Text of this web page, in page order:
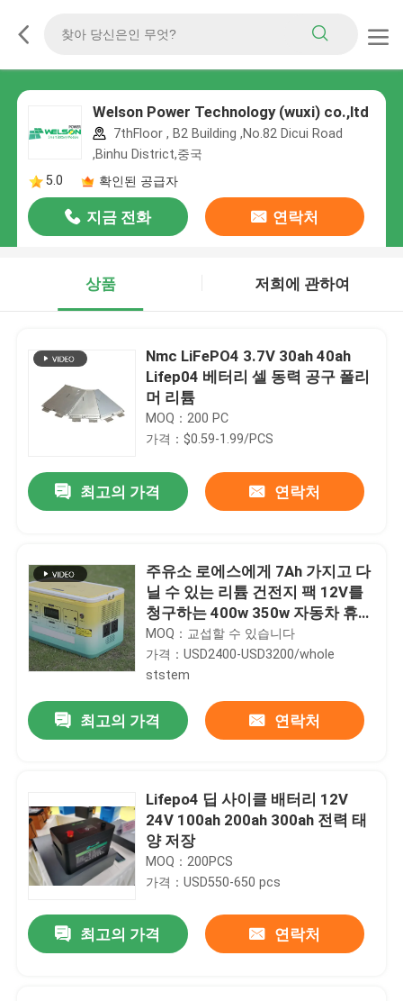
Welson Power Technology (wuxi) co.,ltd
7thFloor , B2 Building ,No.82 Dicui Road
,Binhu District,중국
5.0
확인된 공급자
지금 전화 연락처
상품 저희에 관하여
Nmc LiFePO4 3.7V 30ah 40ah
Lifep04 베터리 셀 동력 공구 폴리
머 리튬
MOQ：200 PC
가격：$0.59-1.99/PCS
최고의 가격 연락처
주유소 로에스에게 7Ah 가지고 다
닐 수 있는 리튬 건전지 팩 12V를
청구하는 400w 350w 자동차 휴대
용 전력
MOQ：교섭할 수 있습니다
가격：USD2400-USD3200/whole
ststem
최고의 가격 연락처
Lifepo4 딥 사이클 배터리 12V
24V 100ah 200ah 300ah 전력 태
양 저장
MOQ：200PCS
가격：USD550-650 pcs
최고의 가격 연락처